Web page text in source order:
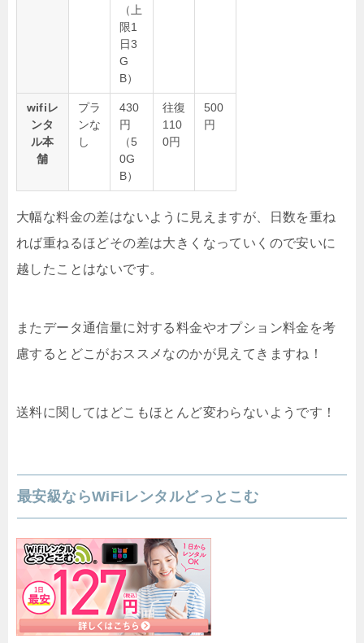
（上
限1
日3
G
B）
wifiレ
ンタ
ル本
舗
プラ
ンな
し
430
円
（5
0G
B）
往復
110
0円
500
円
大幅な料金の差はないように見えますが、日数を重ね
れば重ねるほどその差は大きくなっていくので安いに
越したことはないです。
またデータ通信量に対する料金やオプション料金を考
慮するとどこがおススメなのかが見えてきますね！
送料に関してはどこもほとんど変わらないようです！
最安級ならWiFiレンタルどっとこむ